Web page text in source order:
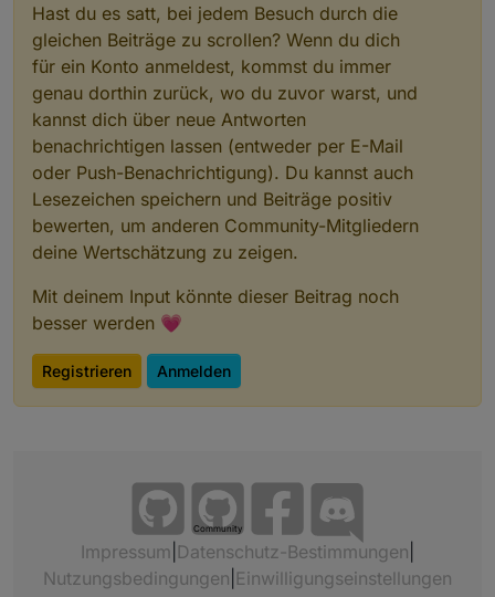
Hast du es satt, bei jedem Besuch durch die
gleichen Beiträge zu scrollen? Wenn du dich
für ein Konto anmeldest, kommst du immer
genau dorthin zurück, wo du zuvor warst, und
kannst dich über neue Antworten
benachrichtigen lassen (entweder per E-Mail
oder Push-Benachrichtigung). Du kannst auch
Lesezeichen speichern und Beiträge positiv
bewerten, um anderen Community-Mitgliedern
deine Wertschätzung zu zeigen.
Mit deinem Input könnte dieser Beitrag noch
besser werden 💗
Registrieren Anmelden
Community
Impressum Datenschutz-Bestimmungen
Nutzungsbedingungen Einwilligungseinstellungen